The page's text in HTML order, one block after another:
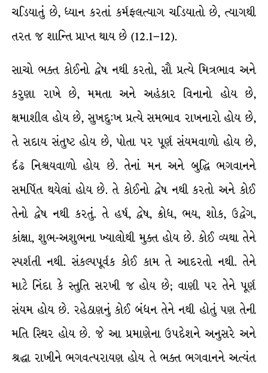
ચડિયાતું છે, ધ્યાન કરતાં કર્મફલત્યાગ ચડિયાતો છે, ત્યાગથી
તરત જ શાન્તિ પ્રાપ્ત થાય છે (12.1–12).
સાચો ભક્ત કોઈનો દ્વેષ નથી કરતો, સૌ પ્રત્યે મિત્રભાવ અને
કરુણા રાખે છે, મમતા અને અહંકાર વિનાનો હોય છે,
ક્ષમાશીલ હોય છે, સુખદુ:ખ પ્રત્યે સમભાવ રાખનારો હોય છે,
તે સદાય સંતુષ્ટ હોય છે, પોતા પર પૂર્ણ સંયમવાળો હોય છે,
ર્દઢ નિશ્ચયવાળો હોય છે. તેનાં મન અને બુદ્ધિ ભગવાનને
સમર્પિત થયેલાં હોય છે. તે કોઈનો દ્વેષ નથી કરતો અને કોઈ
તેનો દ્વેષ નથી કરતું. તે હર્ષ, દ્વેષ, ક્રોધ, ભય, શોક, ઉદ્વેગ,
કાંક્ષા, શુભ-અશુભના ખ્યાલોથી મુક્ત હોય છે. કોઈ વ્યથા તેને
સ્પર્શતી નથી. સંકલ્પપૂર્વક કોઈ કામ તે આદરતો નથી. તેને
માટે નિંદા કે સ્તુતિ સરખી જ હોય છે; વાણી પર તેને પૂર્ણ
સંયમ હોય છે. રહેઠાણનું કોઈ બંધન તેને નથી હોતું પણ તેની
મતિ સ્થિર હોય છે. જે આ પ્રમાણેના ઉપદેશને અનુસરે અને
શ્રદ્ધા રાખીને ભગવત્પરાયણ હોય તે ભક્ત ભગવાનને અત્યંત